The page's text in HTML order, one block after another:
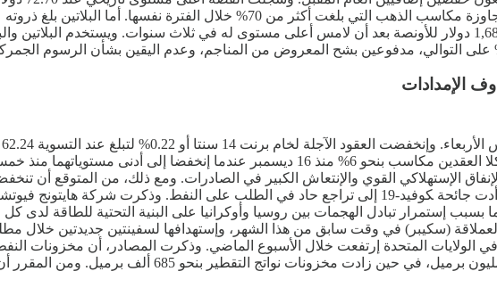
2,220.44 دولار. وهبط البلاديوم بأكثر من 9% إلى 1,683.58 دولار للأونصة بعد أن لامس أعلى مستوى له في ثلاث
الإمدادات
‍0.05% ​لتبلغ ‍عند ​التسوية ‌58.‌35 ‌دولار للبرميل. وحقق كلا العقدين مكاسب بنحو 6% منذ
هذا العام، مسجلة بذلك أكبر إنخفاض منذ 2020 عندما أدت جائحة ‍كوفيد-19 إلى تراجع حاد في الطلب
إستمرار تبادل الهجمات بين روسيا وأوكرانيا على البنية التحتية للطاقة
العملاقة (سكيبر) في وقت ‌سابق من هذا ‌الشهر، وإستهدافها لسفينتين جديدتين خلال
ديسمبر. وأضافت أن مخزونات البنزين إرتفعت 1.09 مليون